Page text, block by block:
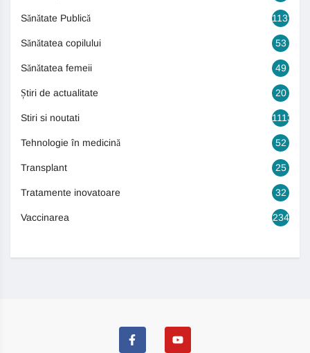
Sănătate Publică 1131
Sănătatea copilului 53
Sănătatea femeii 49
Știri de actualitate 20
Stiri si noutati 1113
Tehnologie în medicină 52
Transplant 25
Tratamente inovatoare 32
Vaccinarea 234